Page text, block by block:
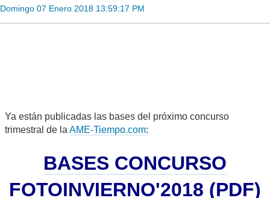
Domingo 07 Enero 2018 13:59:17 PM
Ya están publicadas las bases del próximo concurso
trimestral de la AME-Tiempo.com:
BASES CONCURSO
FOTOINVIERNO'2018 (PDF)